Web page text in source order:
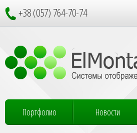
+38 (057) 764-70-74
Портфолио Новости